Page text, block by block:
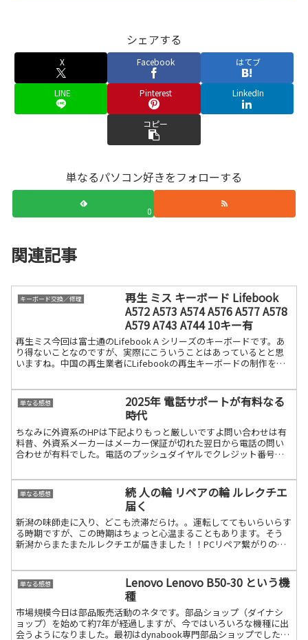
シェアする
X Facebook はてブ
LINE Pinterest LinkedIn
コピー
単なるパソコン好きをフォローする
0
関連記事
キーボード交換／修理
再生 ミス キーボード Lifebook
A572 A573 A574 A576 A577 A578
A579 A743 A744 10キー有
再生ミス今回は富士通のLifebook A シリーズのキーボードです。あ
り得ないことなのですが、実際にこういうことはあっているとと思
いますね。中国の再生業者にLifebookの再生キーボードの制作を依
単なる感想
2025年 電話サポートが有料なる
時代
ちなみに外資系のHPは下記よりもっと厳しいですよ問い合わせは有
料昔、外資系メーカーはメーカー保証が切れた翌日から電話の問い
合わせが有料でした。電話のプッシュダイヤルでクレジット番号を
単なる感想
続 人の輪 リペアの輪 ルレクチエ
届く
新潟の味師走に入り、どこも渋滞だらけ。。運転しててもいらいらす
る時期ですが、この時期はちょっと心温まることもあります。そう
新潟からまたまたルレクチエが届きました！！PCリペア繋がりの方
単なる感想
Lenovo Lenovo B50-30 という機
種
市場規模今日は部品販売活動のネタです。部品ショップ（ダイナシ
ョップ）を始めて約7年が経過しますが、今ではいろいろな機種に出
会うようになりました。最初はdynabook専門部品ショップでしたの